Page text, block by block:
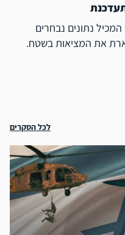
נתונים נבחרים
את המציאות בשטח.
לכל הסקרים